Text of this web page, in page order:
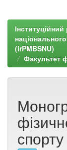
(irPMBSNU)
Факультет